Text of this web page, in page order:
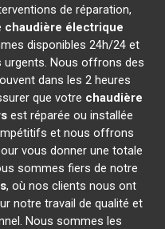
de réparation,
chaudière électrique
disponibles 24h/24 et
urgents. Nous offrons des
dans les 2 heures
que votre chaudière
est réparée ou installée
et nous offrons
vous donner une totale
sommes fiers de notre
, où nos clients nous ont
notre travail de qualité et
Nous sommes les